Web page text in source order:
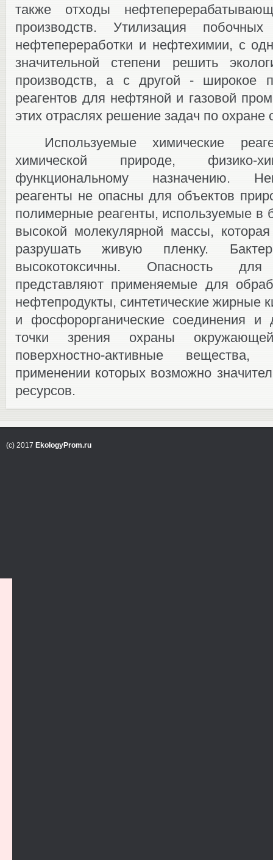
также отходы
производств. Утилизация
нефтепереработки и нефтехимии, с
значительной степени решить
производств, а с другой ‑ широкое
реагентов для нефтяной и газовой
этих отраслях решение задач по
Используемые химические
химической природе, физико-
функциональному назначению.
реагенты не опасны для объектов
полимерные реагенты, используемые в
высокой молекулярной массы,
разрушать живую пленку.
высокотоксичны. Опасность
представляют применяемые для
нефтепродукты, синтетические жирные
и фосфорорганические соединения
точки зрения охраны
поверхностно-активные
применении которых возможно
ресурсов.
(c) 2017 EkologyProm.ru